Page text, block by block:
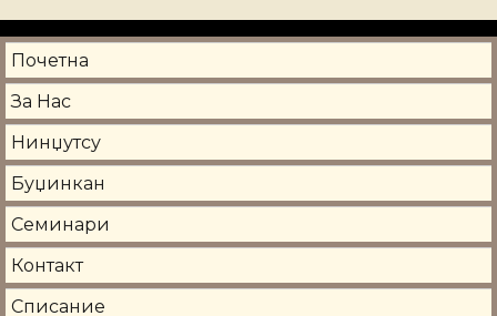
Почетна
За Нас
Нинџутсу
Буџинкан
Семинари
Контакт
Списание